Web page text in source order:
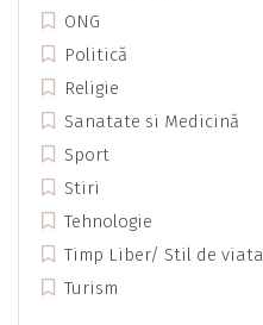
ONG
Politică
Religie
Sanatate si Medicină
Sport
Stiri
Tehnologie
Timp Liber/ Stil de viata
Turism